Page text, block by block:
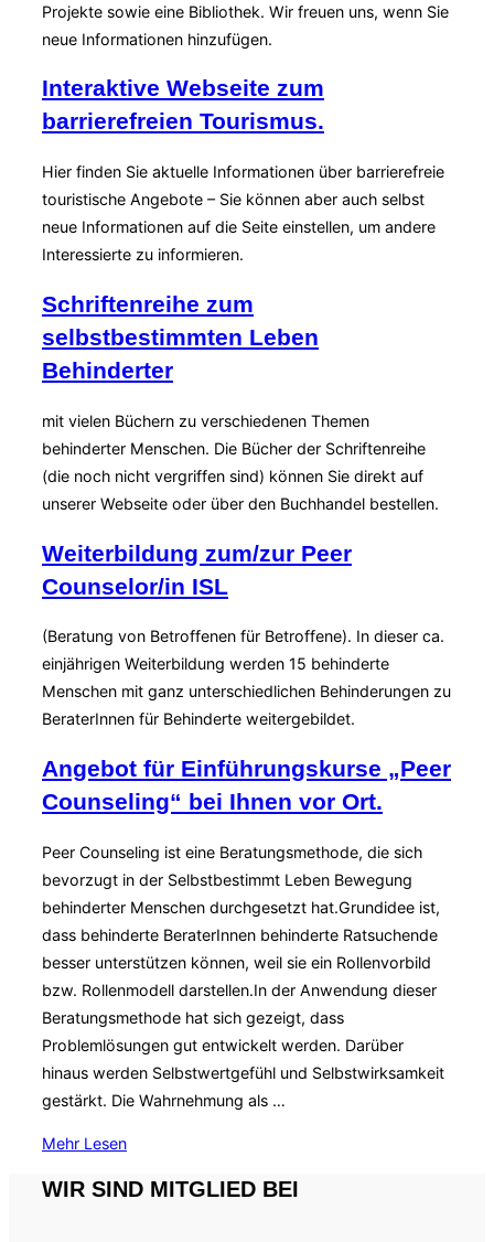
Projekte sowie eine Bibliothek. Wir freuen uns, wenn Sie
neue Informationen hinzufügen.
Interaktive Webseite zum
barrierefreien Tourismus.
Hier finden Sie aktuelle Informationen über barrierefreie
touristische Angebote – Sie können aber auch selbst
neue Informationen auf die Seite einstellen, um andere
Interessierte zu informieren.
Schriftenreihe zum
selbstbestimmten Leben
Behinderter
mit vielen Büchern zu verschiedenen Themen
behinderter Menschen. Die Bücher der Schriftenreihe
(die noch nicht vergriffen sind) können Sie direkt auf
unserer Webseite oder über den Buchhandel bestellen.
Weiterbildung zum/zur Peer
Counselor/in ISL
(Beratung von Betroffenen für Betroffene). In dieser ca.
einjährigen Weiterbildung werden 15 behinderte
Menschen mit ganz unterschiedlichen Behinderungen zu
BeraterInnen für Behinderte weitergebildet.
Angebot für Einführungskurse „Peer
Counseling“ bei Ihnen vor Ort.
Peer Counseling ist eine Beratungsmethode, die sich
bevorzugt in der Selbstbestimmt Leben Bewegung
behinderter Menschen durchgesetzt hat.Grundidee ist,
dass behinderte BeraterInnen behinderte Ratsuchende
besser unterstützen können, weil sie ein Rollenvorbild
bzw. Rollenmodell darstellen.In der Anwendung dieser
Beratungsmethode hat sich gezeigt, dass
Problemlösungen gut entwickelt werden. Darüber
hinaus werden Selbstwertgefühl und Selbstwirksamkeit
gestärkt. Die Wahrnehmung als …
Mehr über
für
Lesen
WIR SIND MITGLIED BEI